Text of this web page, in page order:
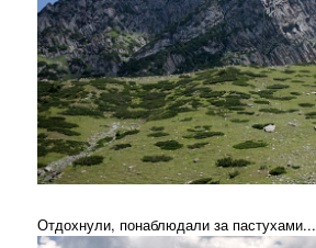
Отдохнули, понаблюдали за пастухами...